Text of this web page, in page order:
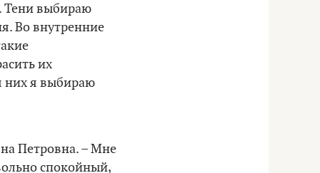
Тени выбираю
Во внутренние
их
них я выбираю
Петровна. – Мне
спокойный,